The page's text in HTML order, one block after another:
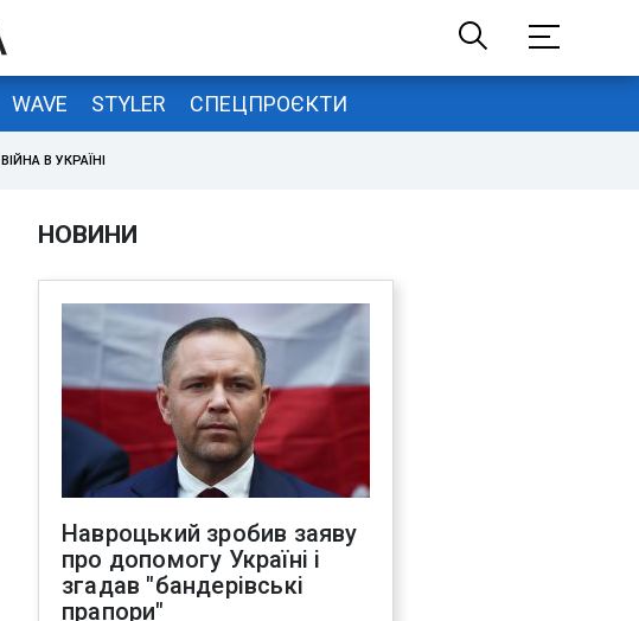
WAVE STYLER СПЕЦПРОЄКТИ
ВІЙНА В УКРАЇНІ
НОВИНИ
Навроцький зробив заяву
про допомогу Україні і
згадав "бандерівські
прапори"